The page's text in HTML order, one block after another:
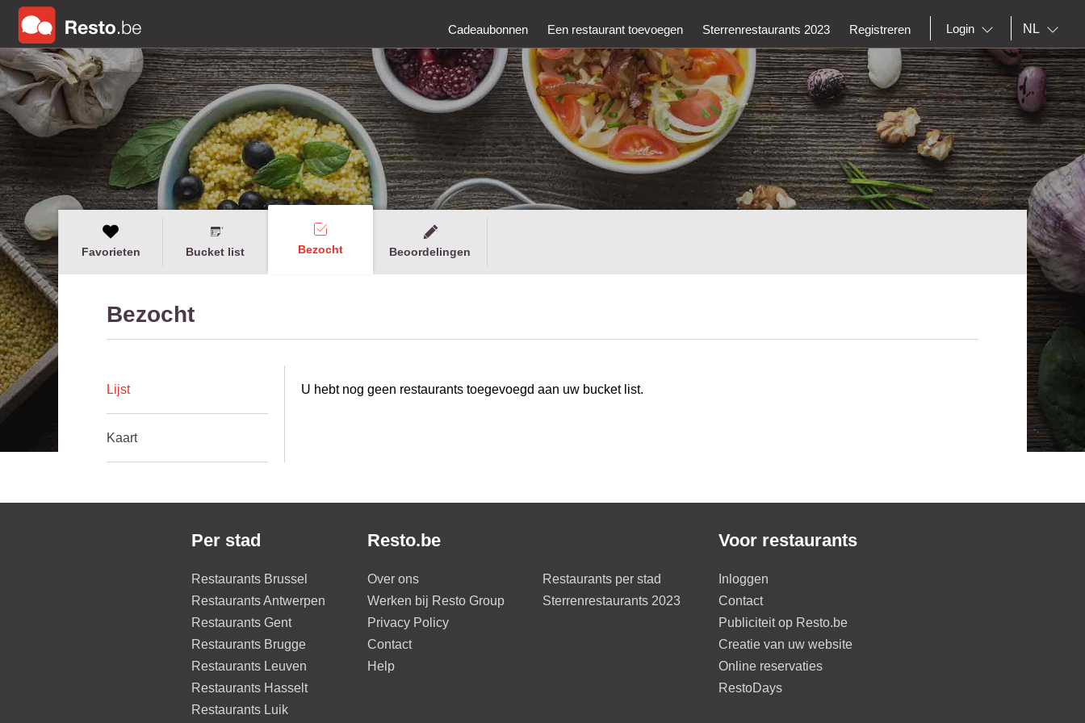
Cadeaubonnen Een restaurant toevoegen Sterrenrestaurants 2023 Registreren Login NL
Favorieten Bucket list Bezocht Beoordelingen
Bezocht
Lijst
Kaart
U hebt nog geen restaurants toegevoegd aan uw bucket list.
Per stad
Restaurants Brussel
Restaurants Antwerpen
Restaurants Gent
Restaurants Brugge
Restaurants Leuven
Restaurants Hasselt
Restaurants Luik
Resto.be
Over ons
Werken bij Resto Group
Privacy Policy
Contact
Help
Restaurants per stad
Sterrenrestaurants 2023
Voor restaurants
Inloggen
Contact
Publiciteit op Resto.be
Creatie van uw website
Online reservaties
RestoDays